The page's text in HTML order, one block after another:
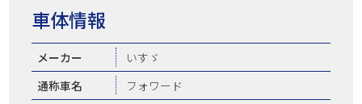
車体情報
メーカー
いすゞ
通称車名
フォワード